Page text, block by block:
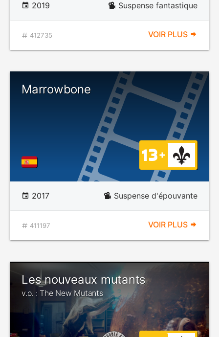
2019 Suspense fantastique
412735 VOIR PLUS
Marrowbone
2017 Suspense d'épouvante
411197 VOIR PLUS
Les nouveaux mutants
v.o. : The New Mutants